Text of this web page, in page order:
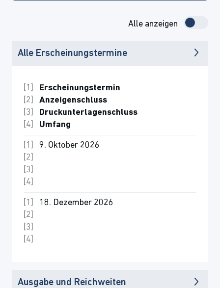
Alle anzeigen
Alle Erscheinungstermine
Erscheinungstermin
Anzeigenschluss
Druckunterlagenschluss
Umfang
9. Oktober 2026
18. Dezember 2026
Ausgabe und Reichweiten